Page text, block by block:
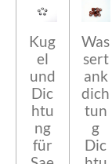
Kug
el
und
Dic
htu
ng
für
Was
sert
ank
dich
tun
g
Dic